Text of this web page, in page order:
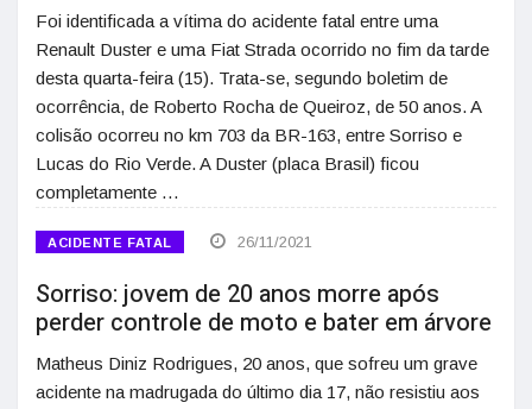
Foi identificada a vítima do acidente fatal entre uma
Renault Duster e uma Fiat Strada ocorrido no fim da tarde
desta quarta-feira (15). Trata-se, segundo boletim de
ocorrência, de Roberto Rocha de Queiroz, de 50 anos. A
colisão ocorreu no km 703 da BR-163, entre Sorriso e
Lucas do Rio Verde. A Duster (placa Brasil) ficou
completamente …
ACIDENTE FATAL 26/11/2021
Sorriso: jovem de 20 anos morre após
perder controle de moto e bater em árvore
Matheus Diniz Rodrigues, 20 anos, que sofreu um grave
acidente na madrugada do último dia 17, não resistiu aos